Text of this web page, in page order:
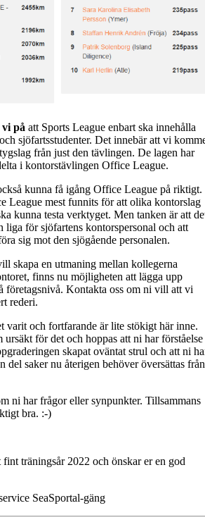
på att Sports League enbart ska innehålla
sjöfartsstudenter. Det innebär att vi
från just den tävlingen. De lagen har
i kontorstävlingen Office League.
kunna få igång Office League på riktigt.
League mest funnits för att olika kontorslag
kunna testa verktyget. Men tanken är att
liga för sjöfartens kontorspersonal och att
sig mot den sjögående personalen.
skapa en utmaning mellan kollegerna
finns nu möjligheten att lägga upp
företagsnivå. Kontakta oss om ni vill att vi
rederi.
varit och fortfarande är lite stökigt här inne.
ursäkt för det och hoppas att ni har förståelse
skapat oväntat strul och att ni
del saker nu återigen behöver översättas från
ni har frågor eller synpunkter. Tillsammans
bra. :-)
träningsår 2022 och önskar er en god
SeaSportal-gäng